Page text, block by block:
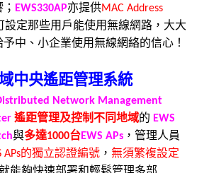
EWS330AP亦提供MAC Address
設定那些用戶能使用無線網路，大大
中、小企業使用無線網絡的信心！
中央遙距管理系統
Network Management
遙距管理及控制不同地域的 EWS
與多達1000台EWS APs ，管理人員
APs的獨立認證編號 ， 無須繁複設定
就能夠快速部署和輕鬆管理多部